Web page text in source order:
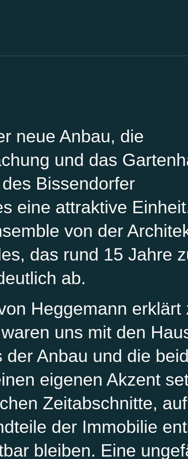
neue Anbau, die
und das
Bissendorfer
eine attraktive
von der
das rund 15 Jahre
ab.
Heggemann erklärt
uns mit den
der Anbau und die
eigenen Akzent
Zeitabschnitte,
der Immobilie
bleiben. Eine